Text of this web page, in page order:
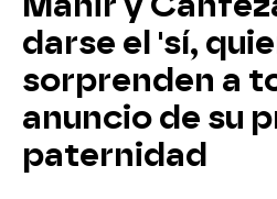
darse el 'sí,
sorprenden a
anuncio de su
paternidad